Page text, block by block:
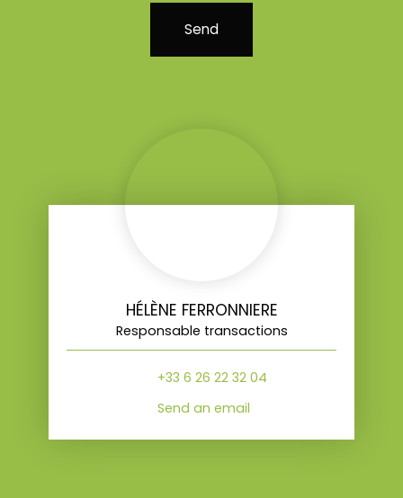
Send
HÉLÈNE FERRONNIERE
Responsable transactions
+33 6 26 22 32 04
Send an email